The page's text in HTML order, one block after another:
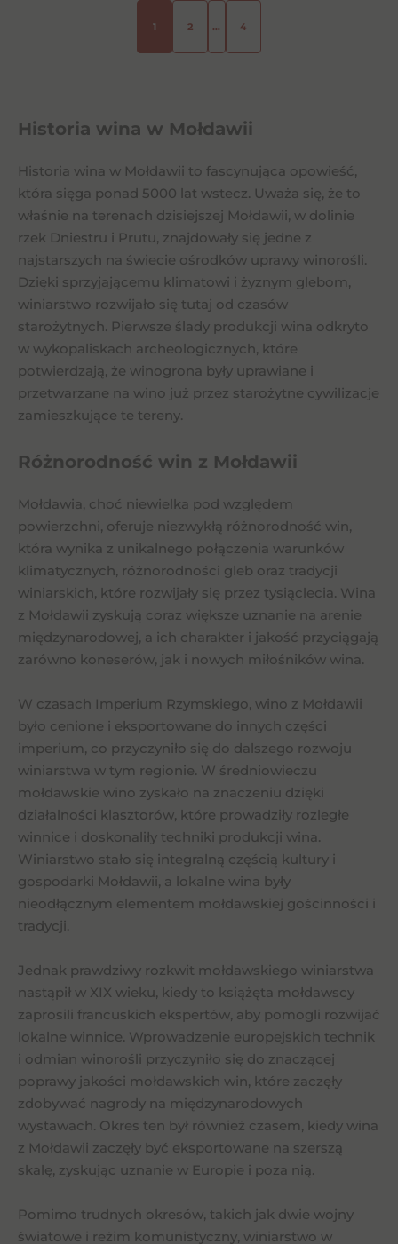
1 2 … 4
Historia wina w Mołdawii
Historia wina w Mołdawii to fascynująca opowieść,
która sięga ponad 5000 lat wstecz. Uważa się, że to
właśnie na terenach dzisiejszej Mołdawii, w dolinie
rzek Dniestru i Prutu, znajdowały się jedne z
najstarszych na świecie ośrodków uprawy winorośli.
Dzięki sprzyjającemu klimatowi i żyznym glebom,
winiarstwo rozwijało się tutaj od czasów
starożytnych. Pierwsze ślady produkcji wina odkryto
w wykopaliskach archeologicznych, które
potwierdzają, że winogrona były uprawiane i
przetwarzane na wino już przez starożytne cywilizacje
zamieszkujące te tereny.
Różnorodność win z Mołdawii
Mołdawia, choć niewielka pod względem
powierzchni, oferuje niezwykłą różnorodność win,
która wynika z unikalnego połączenia warunków
klimatycznych, różnorodności gleb oraz tradycji
winiarskich, które rozwijały się przez tysiąclecia. Wina
z Mołdawii zyskują coraz większe uznanie na arenie
międzynarodowej, a ich charakter i jakość przyciągają
zarówno koneserów, jak i nowych miłośników wina.
W czasach Imperium Rzymskiego, wino z Mołdawii
było cenione i eksportowane do innych części
imperium, co przyczyniło się do dalszego rozwoju
winiarstwa w tym regionie. W średniowieczu
mołdawskie wino zyskało na znaczeniu dzięki
działalności klasztorów, które prowadziły rozległe
winnice i doskonaliły techniki produkcji wina.
Winiarstwo stało się integralną częścią kultury i
gospodarki Mołdawii, a lokalne wina były
nieodłącznym elementem mołdawskiej gościnności i
tradycji.
Jednak prawdziwy rozkwit mołdawskiego winiarstwa
nastąpił w XIX wieku, kiedy to książęta mołdawscy
zaprosili francuskich ekspertów, aby pomogli rozwijać
lokalne winnice. Wprowadzenie europejskich technik
i odmian winorośli przyczyniło się do znaczącej
poprawy jakości mołdawskich win, które zaczęły
zdobywać nagrody na międzynarodowych
wystawach. Okres ten był również czasem, kiedy wina
z Mołdawii zaczęły być eksportowane na szerszą
skalę, zyskując uznanie w Europie i poza nią.
Pomimo trudnych okresów, takich jak dwie wojny
światowe i reżim komunistyczny, winiarstwo w